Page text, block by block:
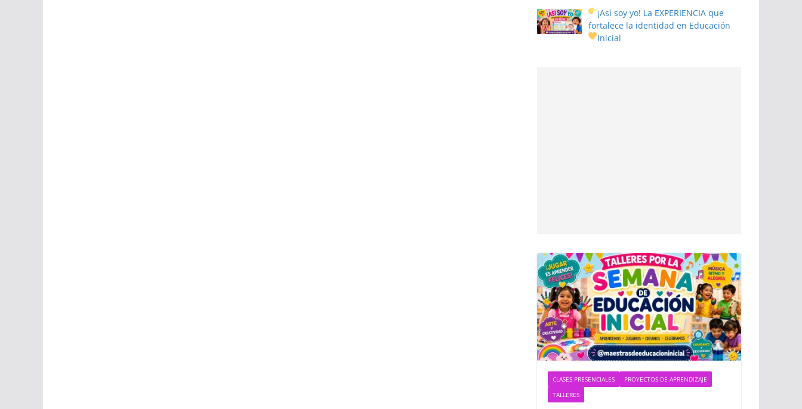
¡Así soy yo! La EXPERIENCIA que
fortalece la identidad en Educación
Inicial
CLASES PRESENCIALES
PROYECTOS DE APRENDIZAJE
TALLERES